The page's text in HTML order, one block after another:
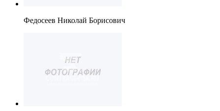
Федосеев Николай Борисович